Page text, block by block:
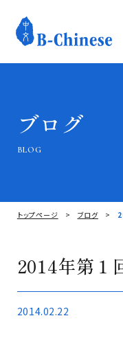
ブログ
BLOG
トップページ ブログ
2014年第１
2014.02.22